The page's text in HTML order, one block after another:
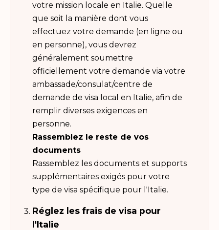
votre mission locale en Italie. Quelle
que soit la manière dont vous
effectuez votre demande (en ligne ou
en personne), vous devrez
généralement soumettre
officiellement votre demande via votre
ambassade/consulat/centre de
demande de visa local en Italie, afin de
remplir diverses exigences en
personne.
Rassemblez le reste de vos
documents
Rassemblez les documents et supports
supplémentaires exigés pour votre
type de visa spécifique pour l'Italie.
Réglez les frais de visa pour
l'Italie